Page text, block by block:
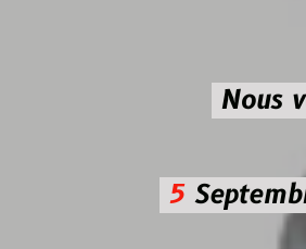
Nous vous
Septembre
De